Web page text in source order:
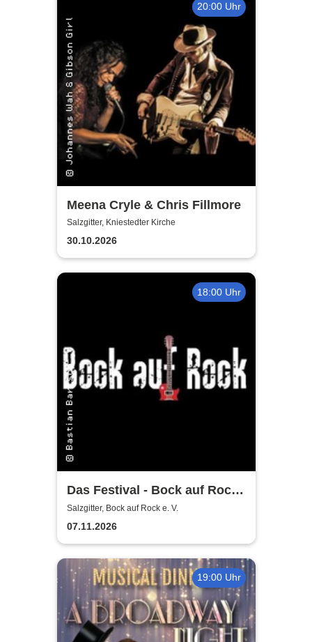
20:00 Uhr
Meena Cryle & Chris Fillmore
Salzgitter, Kniestedter Kirche
30.10.2026
18:00 Uhr
Das Festival - Bock auf Rock
gemeinnütziger e. V.
Salzgitter, Bock auf Rock e. V.
07.11.2026
19:00 Uhr